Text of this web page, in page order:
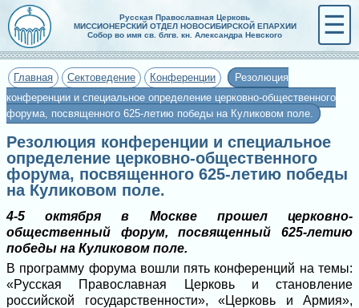
Русская Православная Церковь
МИССИОНЕРСКИЙ ОТДЕЛ НОВОСИБИРСКОЙ ЕПАРХИИ
Собор во имя св. блгв. кн. Александра Невского
☰
Главная Сектоведение Конференции
Резолюция
конференции и специальное определение церковно-общественного
форума, посвященного 625-летию победы на Куликовом поле.
Резолюция конференции и специальное
определение церковно-общественного
форума, посвященного 625-летию победы
на Куликовом поле.
4-5 октября в Москве прошел церковно-
общественный форум, посвященный 625-летию
победы на Куликовом поле.
В программу форума вошли пять конференций на темы:
«Русская Православная Церковь и становление
российской государственности», «Церковь и Армия»,